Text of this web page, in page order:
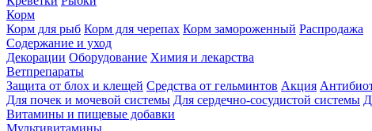
Корм
Корм для рыб Корм для черепах Корм замороженный Распродажа
Содержание и уход
Декорации Оборудование Химия и лекарства
Ветпрепараты
Защита от блох и клещей Средства от гельминтов Акция
Для почек и мочевой системы Для сердечно-сосудистой системы
Витамины и пищевые добавки
Мультивитамины